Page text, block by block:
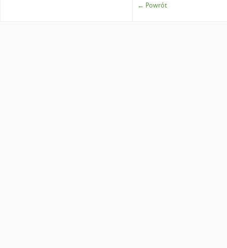
← Powrót